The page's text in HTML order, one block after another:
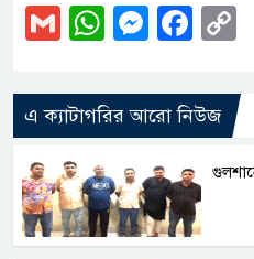
GmailWhatsApp
এ ক্যাটাগরির আরো নিউজ